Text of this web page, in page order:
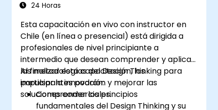
24 Horas
Esta capacitación en vivo con instructor en
Chile (en línea o presencial) está dirigida a
profesionales de nivel principiante a
intermedio que desean comprender y aplicar
las metodologías del Design Thinking para
impulsar la innovación y mejorar las
soluciones comerciales.
Al finalizar esta capacitación, los
participantes podrán:
Comprender los principios
fundamentales del Design Thinking y su